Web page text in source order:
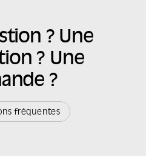
? Une
? Une
?
fréquentes